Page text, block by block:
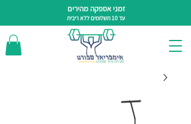
זמני אספקה מהירים
עד 10 תשלומים ללא ריבית